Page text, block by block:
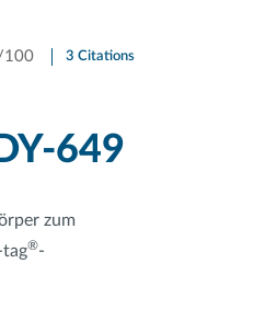
100 3 Citations
649
zum
tag®-